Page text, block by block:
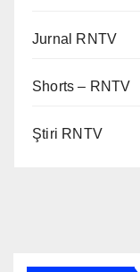
Jurnal RNTV
Shorts – RNTV
Ştiri RNTV